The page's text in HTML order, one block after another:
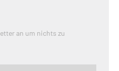
an um nichts zu